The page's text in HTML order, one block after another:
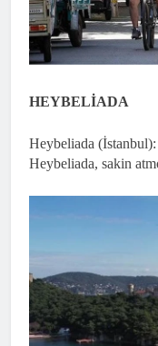
HEYBELİADA
Heybeliada (İstanbul):
Heybeliada, sakin